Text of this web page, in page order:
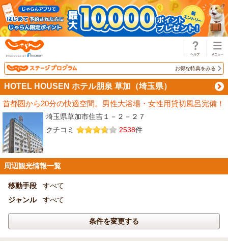
お得な特典をみる
HOTEL HOUSEN ホテル朋泉 草加（埼玉県）
首都圏から20分の快適空間。男性大浴場・女性用貸切風呂完備！
埼玉県草加市住吉１－２－２７
クチコミ
2538件
周辺観光情報一覧
移動手段
すべて
ジャンル
すべて
条件を変更する